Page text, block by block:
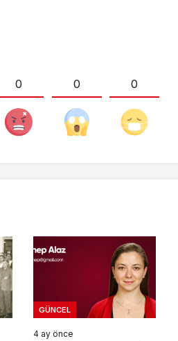
0 0 0
GÜNCEL
4 ay önce